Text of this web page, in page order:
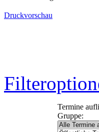
Druckvorschau
Termine
Gruppe: